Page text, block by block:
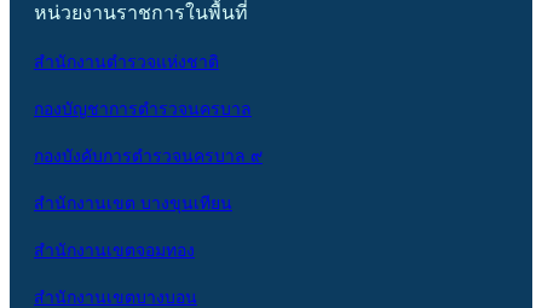
หน่วยงานราชการในพื้นที่
สำนักงานตำรวจแห่งชาติ
กองบัญชาการตำรวจนครบาล
กองบังคับการตำรวจนครบาล ๙
สำนักงานเขต บางขุนเทียน
สำนักงานเขตจอมทอง
สำนักงานเขตบางบอน